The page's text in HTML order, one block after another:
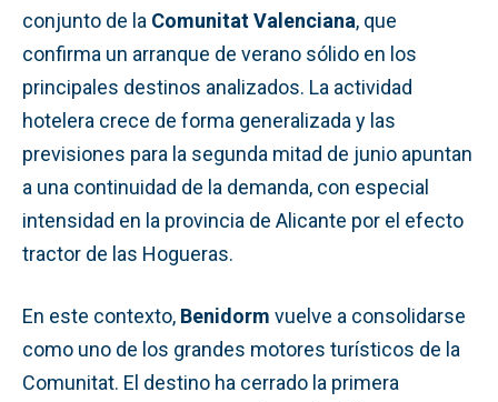
conjunto de la Comunitat Valenciana, que
confirma un arranque de verano sólido en los
principales destinos analizados. La actividad
hotelera crece de forma generalizada y las
previsiones para la segunda mitad de junio apuntan
a una continuidad de la demanda, con especial
intensidad en la provincia de Alicante por el efecto
tractor de las Hogueras.
En este contexto, Benidorm vuelve a consolidarse
como uno de los grandes motores turísticos de la
Comunitat. El destino ha cerrado la primera